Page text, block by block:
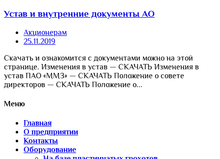
Устав и внутренние документы АО
Акционерам
25.11.2019
Скачать и ознакомится с документами можно на этой
странице. Изменения в устав — СКАЧАТЬ Изменения в
устав ПАО «ММЗ» — СКАЧАТЬ Положение о совете
директоров — СКАЧАТЬ Положение о...
Меню
Главная
О предприятии
Контакты
Оборудование